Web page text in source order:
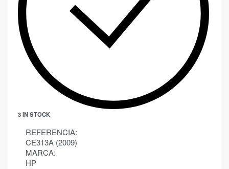
3 IN STOCK
REFERENCIA:
CE313A (2009)
MARCA:
HP